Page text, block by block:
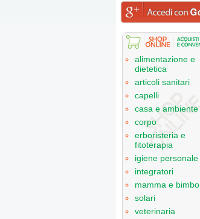
alimentazione e
dietetica
articoli sanitari
capelli
casa e ambiente
corpo
erboristeria e
fitoterapia
igiene personale
integratori
mamma e bimbo
solari
veterinaria